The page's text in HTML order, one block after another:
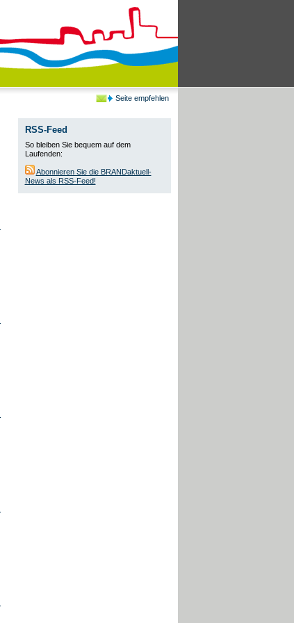
Seite empfehlen
RSS-Feed
So bleiben Sie bequem auf dem
Laufenden:
Abonnieren Sie die BRANDaktuell-
News als RSS-Feed!